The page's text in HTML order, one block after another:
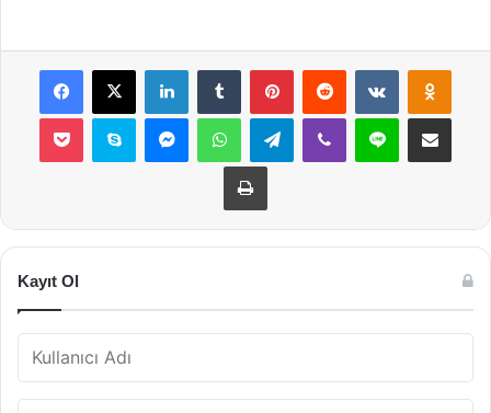
Facebook
X LinkedInTumblr PinterestReddit VKontakte
Pocket Skype MessengerWhatsAppTelegramViber Line E-Posta ile
Yazdır
Kayıt Ol